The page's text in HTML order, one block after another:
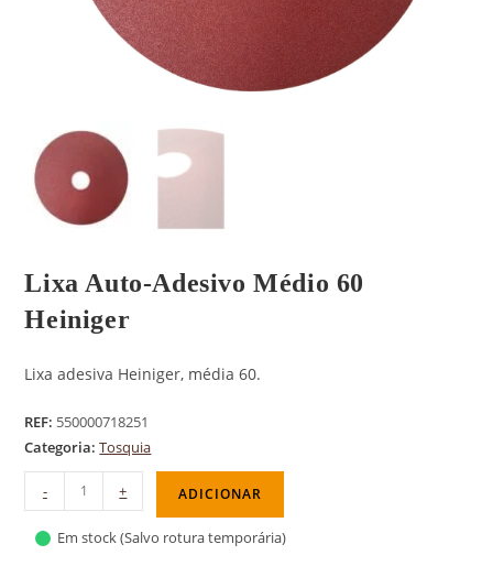
Lixa Auto-Adesivo Médio 60
Heiniger
Lixa adesiva Heiniger, média 60.
REF: 550000718251
Categoria:Tosquia
- + ADICIONAR
Em stock (Salvo rotura temporária)